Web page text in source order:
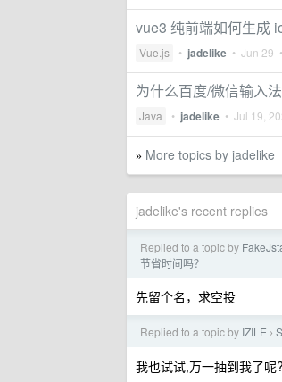
vue3 纯前端如何生成
Vue.js • jadelike • Jun 29
为什么百度/微信输入
Java • jadelike • Jul 19,
» More topics by jadelike
jadelike's recent replies
Replied to a topic by
节省时间吗？
先留个名，求空投
Replied to a topic by IZILE ›
我也试试,万一抽到我了呢?